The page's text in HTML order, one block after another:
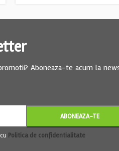
Aboneaza-te acum la
Politica de confidentialitate